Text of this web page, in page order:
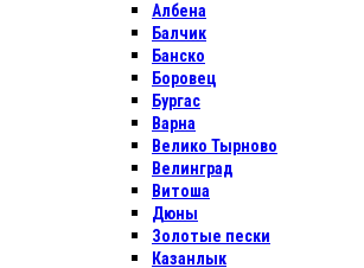
Албена
Балчик
Банско
Боровец
Бургас
Варна
Велико Тырново
Велинград
Витоша
Дюны
Золотые пески
Казанлык